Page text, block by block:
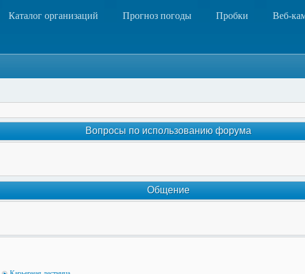
Каталог организаций Прогноз погоды Пробки Веб-
Вопросы по использованию форума
Общение